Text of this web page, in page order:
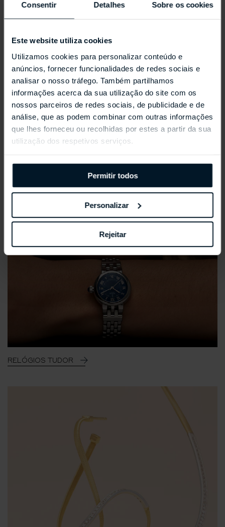
Consentir Detalhes Sobre os cookies
Este website utiliza cookies
Utilizamos cookies para personalizar conteúdo e
anúncios, fornecer funcionalidades de redes sociais e
analisar o nosso tráfego. Também partilhamos
informações acerca da sua utilização do site com os
nossos parceiros de redes sociais, de publicidade e de
análise, que as podem combinar com outras informações
que lhes forneceu ou recolhidas por estes a partir da sua
utilização dos respetivos serviços.
Permitir todos
Personalizar
Rejeitar
REPOSSI ANTIFER
RELÓGIOS TUDOR